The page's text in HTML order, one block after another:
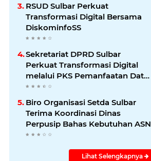
RSUD Sulbar Perkuat
Transformasi Digital Bersama
DiskominfoSS
Sekretariat DPRD Sulbar
Perkuat Transformasi Digital
melalui PKS Pemanfaatan Data
Kependudukan
Biro Organisasi Setda Sulbar
Terima Koordinasi Dinas
Perpusip Bahas Kebutuhan ASN
Lihat Selengkapnya